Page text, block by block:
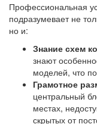
Профессиональная
подразумевает не
но и:
Знание схем
знают
моделей, что
Грамотное
центральный
местах,
скрытых от